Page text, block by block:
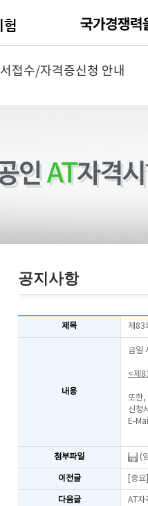
접수/자격증신청 안내
공지사항
제목 제83
내용
금일
<제
또한
신청
E-
첨부파일 (
이전글 [중
다음글 AT자